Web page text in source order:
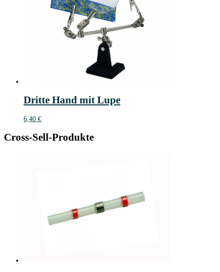
Dritte Hand mit Lupe
6,40 €
Cross-Sell-Produkte